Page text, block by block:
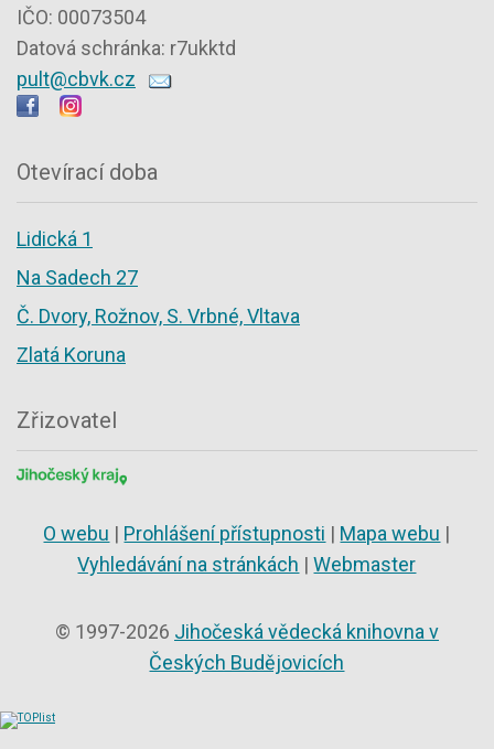
IČO: 00073504
Datová schránka: r7ukktd
pult@cbvk.cz
Otevírací doba
Lidická 1
Na Sadech 27
Č. Dvory, Rožnov, S. Vrbné, Vltava
Zlatá Koruna
Zřizovatel
O webu | Prohlášení přístupnosti | Mapa webu |
Vyhledávání na stránkách |Webmaster
© 1997-2026 Jihočeská vědecká knihovna v
Českých Budějovicích